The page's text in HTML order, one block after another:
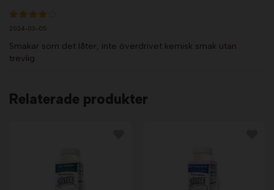
2024-03-05
Smakar som det låter, inte överdrivet kemisk smak utan
trevlig.
Relaterade produkter